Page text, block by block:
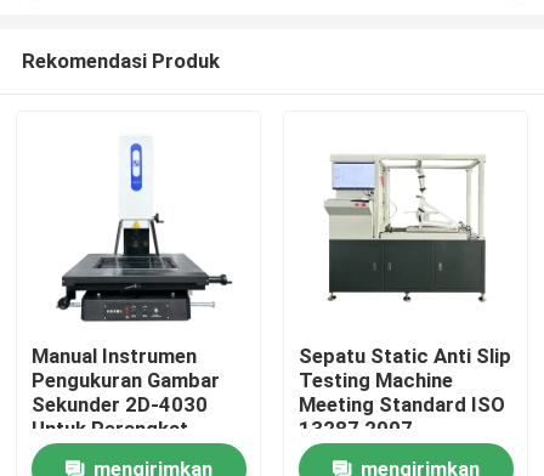
Rumah
Produk
Pertunjukan VR
Rekomendasi Produk
Manual Instrumen
Pengukuran Gambar
Sekunder 2D-4030
Untuk Perangkat
Elektronik Sumber
mengirimkan
Sepatu Static Anti Slip
Testing Machine
Meeting Standard ISO
13287 2007
Pengendalian
mengirimkan